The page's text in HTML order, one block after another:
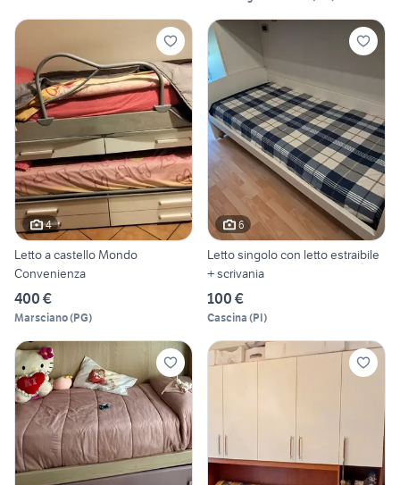
4
Letto a castello Mondo
Convenienza
400 €
Marsciano(PG)
6
Letto singolo con letto estraibile
+ scrivania
100 €
Cascina (PI)